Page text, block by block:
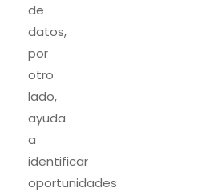
de
datos,
por
otro
lado,
ayuda
a
identificar
oportunidades